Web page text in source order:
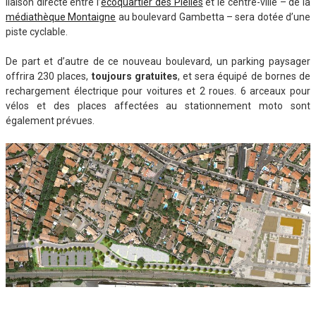
médiathèque Montaigne au boulevard Gambetta – sera dotée d’une
piste cyclable.
De part et d’autre de ce nouveau boulevard, un parking paysager
offrira 230 places, toujours gratuites, et sera équipé de bornes de
rechargement électrique pour voitures et 2 roues. 6 arceaux pour
vélos et des places affectées au stationnement moto sont
également prévues.